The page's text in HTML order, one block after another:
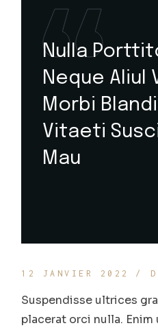
Nulla
Neque Aliul
Morbi
Vitaeti
Mau
12 JANVIER 2022
Suspendisse ultrices
placerat orci nulla.